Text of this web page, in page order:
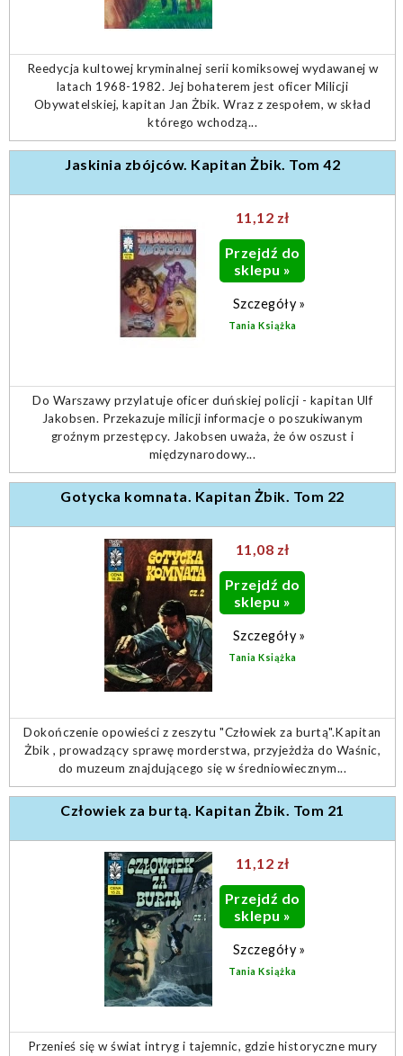
Reedycja kultowej kryminalnej serii komiksowej wydawanej w
latach 1968-1982. Jej bohaterem jest oficer Milicji
Obywatelskiej, kapitan Jan Żbik. Wraz z zespołem, w skład
którego wchodzą...
Jaskinia zbójców. Kapitan Żbik. Tom 42
11,12 zł
Przejdź do
sklepu »
Szczegóły »
Tania Książka
Do Warszawy przylatuje oficer duńskiej policji - kapitan Ulf
Jakobsen. Przekazuje milicji informacje o poszukiwanym
groźnym przestępcy. Jakobsen uważa, że ów oszust i
międzynarodowy...
Gotycka komnata. Kapitan Żbik. Tom 22
11,08 zł
Przejdź do
sklepu »
Szczegóły »
Tania Książka
Dokończenie opowieści z zeszytu "Człowiek za burtą".Kapitan
Żbik , prowadzący sprawę morderstwa, przyjeżdża do Waśnic,
do muzeum znajdującego się w średniowiecznym...
Człowiek za burtą. Kapitan Żbik. Tom 21
11,12 zł
Przejdź do
sklepu »
Szczegóły »
Tania Książka
Przenieś się w świat intryg i tajemnic, gdzie historyczne mury